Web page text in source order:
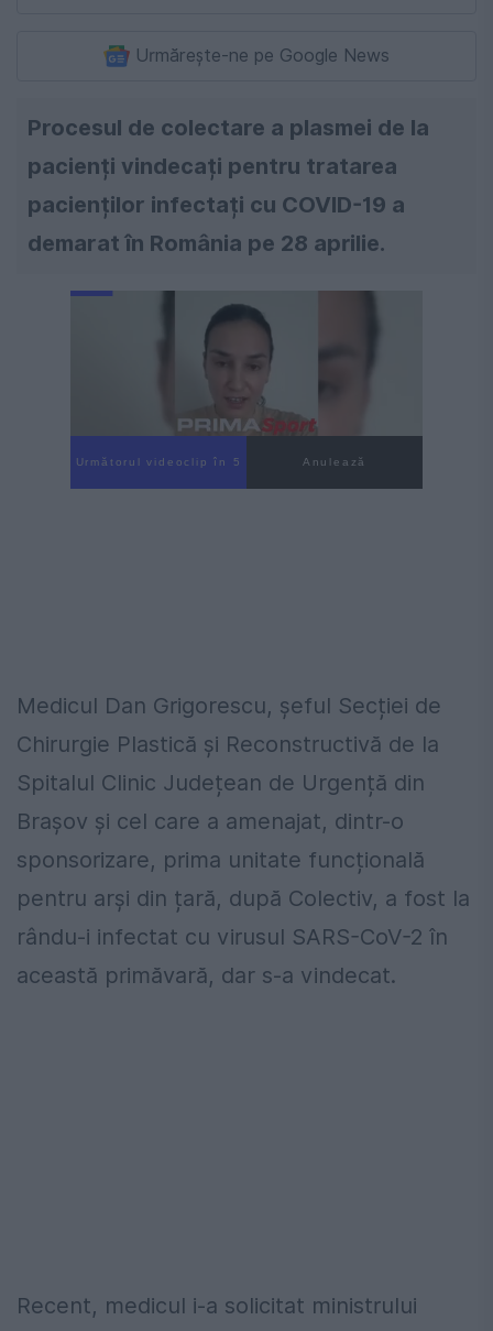
Urmărește-ne pe Google News
Procesul de colectare a plasmei de la
pacienți vindecați pentru tratarea
pacienților infectați cu COVID-19 a
demarat în România pe 28 aprilie.
Următorul videoclip în 4 Anulează
Medicul Dan Grigorescu, șeful Secției de
Chirurgie Plastică și Reconstructivă de la
Spitalul Clinic Județean de Urgență din
Brașov și cel care a amenajat, dintr-o
sponsorizare, prima unitate funcțională
pentru arși din țară, după Colectiv, a fost la
rându-i infectat cu virusul SARS-CoV-2 în
această primăvară, dar s-a vindecat.
Recent, medicul i-a solicitat ministrului